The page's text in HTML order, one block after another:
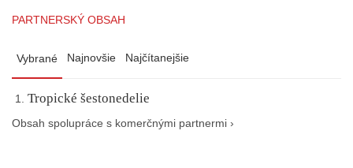
PARTNERSKÝ OBSAH
Vybrané Najnovšie Najčítanejšie
Tropické šestonedelie
Obsah spolupráce s komerčnými partnermi ›